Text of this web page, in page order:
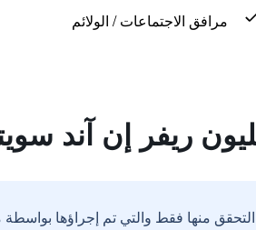
مرافق الاجتماعات / الولائم
ريفر إن آند
منها فقط والتي تم إجراؤها